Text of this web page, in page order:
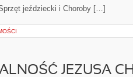
jeździecki i Choroby […]
JEZUSA